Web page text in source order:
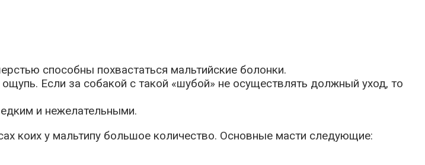
способны похвастаться мальтийские болонки.
Если за собакой с такой «шубой» не осуществлять должный уход, то
и нежелательными.
коих у мальтипу большое количество. Основные масти следующие: